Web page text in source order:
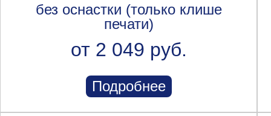
без оснастки (только клише
печати)
от 2 049 руб.
Подробнее